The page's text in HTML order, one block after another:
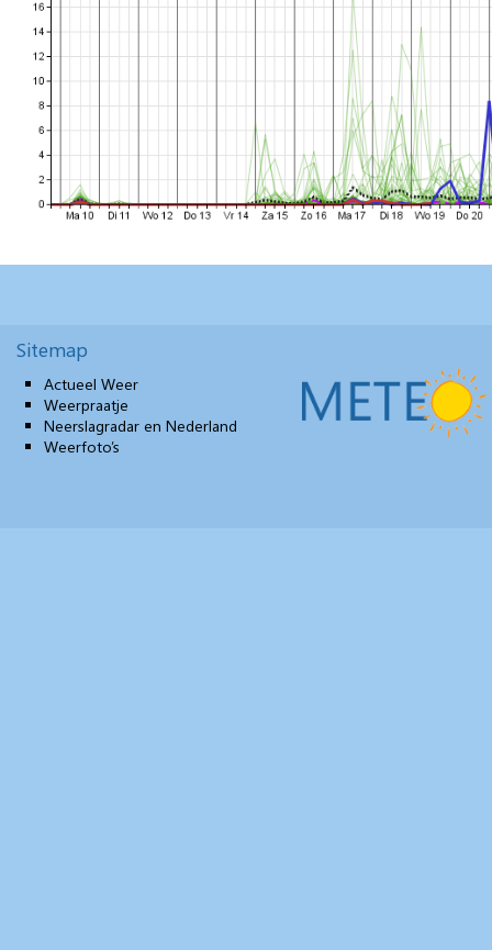
Sitemap
Actueel Weer
Weerpraatje
Neerslagradar en Nederland
Weerfoto’s